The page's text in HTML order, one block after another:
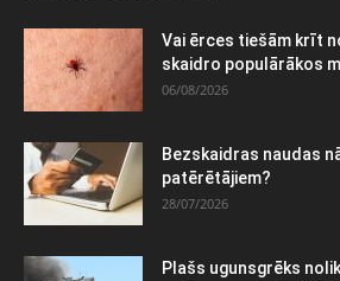
Vai ērces tiešām krīt
skaidro populārākos
06/08/2026
Bezskaidras naudas
patērētājiem?
28/07/2026
Plašs ugunsgrēks